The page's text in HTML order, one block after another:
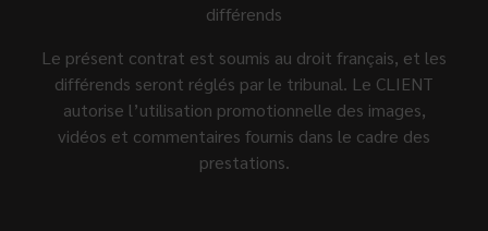
différends
Le présent contrat est soumis au droit français, et les
différends seront réglés par le tribunal. Le CLIENT
autorise l’utilisation promotionnelle des images,
vidéos et commentaires fournis dans le cadre des
prestations.